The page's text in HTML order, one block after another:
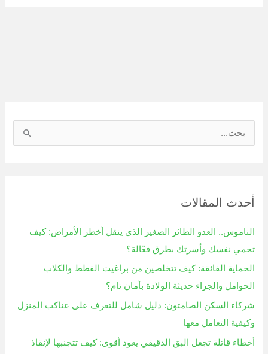
ثأحدث المقالات
الناموس.. العدو الطائر الصغير الذي ينقل أخطر الأمراض: كيف
تحمي نفسك وأسرتك بطرق فعّالة؟
الحماية الفائقة: كيف تتخلصين من براغيث القطط والكلاب
الحوامل والجراء حديثة الولادة بأمان تام؟
شركاء السكن الصامتون: دليل شامل للتعرف على عناكب المنزل
وكيفية التعامل معها
أخطاء قاتلة تجعل البق الدقيقي يعود أقوى: كيف تتجنبها لإنقاذ